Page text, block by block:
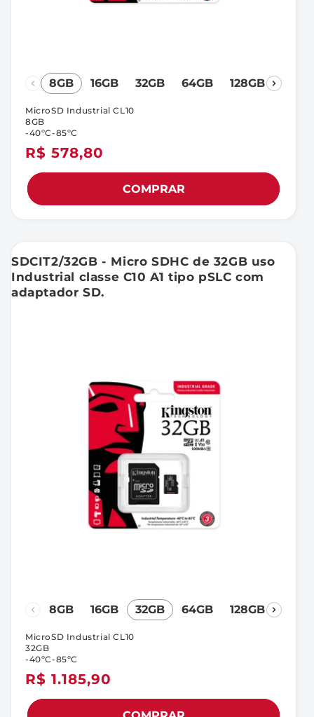
8GB 16GB 32GB 64GB 128GB
Preço
normal
R$ 578,80
MicroSD Industrial CL10
8GB
-40ºC-85ºC
COMPRAR
SDCIT2/32GB - Micro SDHC de 32GB uso
Industrial classe C10 A1 tipo pSLC com
adaptador SD.
8GB 16GB 32GB 64GB 128GB
Preço
normal
R$ 1.185,90
MicroSD Industrial CL10
32GB
-40ºC-85ºC